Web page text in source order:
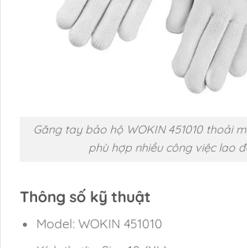
Găng tay bảo hộ WOKIN 451010 thoải
phù hợp nhiều công việc lao
Thông số kỹ thuật
Model: WOKIN 451010